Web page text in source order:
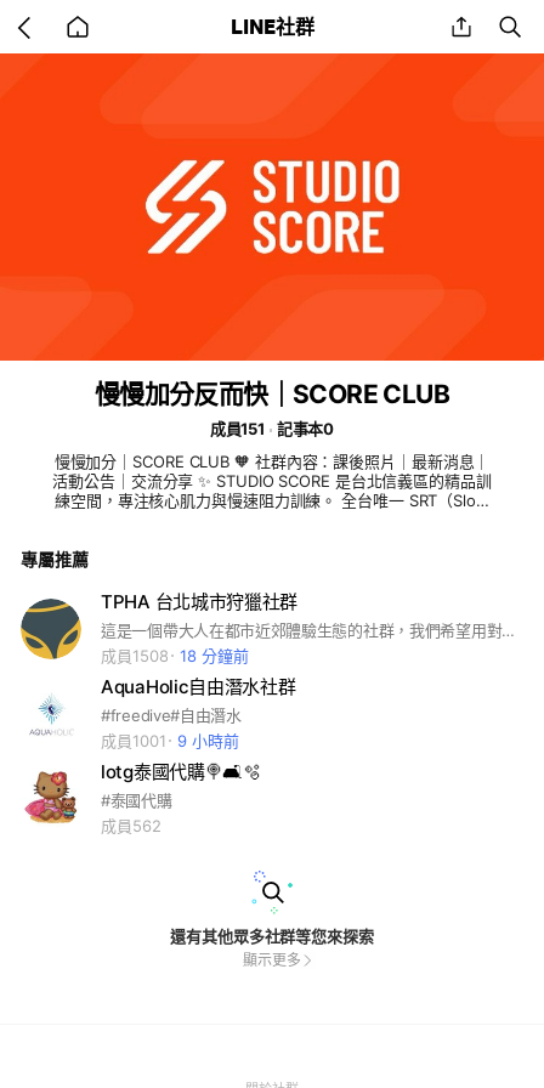
back
to
LINE社群 share
慢慢加分反而快｜SCORE CLUB
成員151
記事本0
慢慢加分｜SCORE CLUB 🧡 社群內容：課後照片｜最新消息｜
活動公告｜交流分享 ✨ STUDIO SCORE 是台北信義區的精品訓
練空間，專注核心肌力與慢速阻力訓練。 全台唯一 SRT（Slow
肌力 ✦ Private｜一對一訓練 📍 台北市信義區基隆路一段163號
Community Content: Photos | Latest News | Event Announ
cements | Member Sharing ✨ STUDIO SCORE is a premium
training space located in Taipei's Xinyi District, specializing
in core strength and slow resistance training. We are Taiw
an's only certified SRT (Slow Resistance Training) facility.
We don’t rush strength. We build it with control. Sometime
s, slow is faster. 🔥 ✦ Essentials | Core Awakening ✦ Full B
ody | Total Strength ✦ Private | 1-on-1 Training 📍 2F, No. 1
63, Sec. 1, Keelung Rd., Xinyi Dist., Taipei City 🚇 MRT Taipe
i City Hall Stat
專屬推薦
TPHA 台北城市狩獵社群
這是一個帶大人在都市近郊體驗生態的社群，我們希望用對大家友善、對生態友善、對在地友善的方式，給大家一個獨特難忘的體驗。 每次活動結束後統一審核！
成員1508
18 分鐘前
AquaHolic自由潛水社群
#freedive#自由潛水
成員1001
9 小時前
lotg泰國代購‎🍭🛋️🫧
#泰國代購
成員562
還有其他眾多社群等您來探索
顯示更多